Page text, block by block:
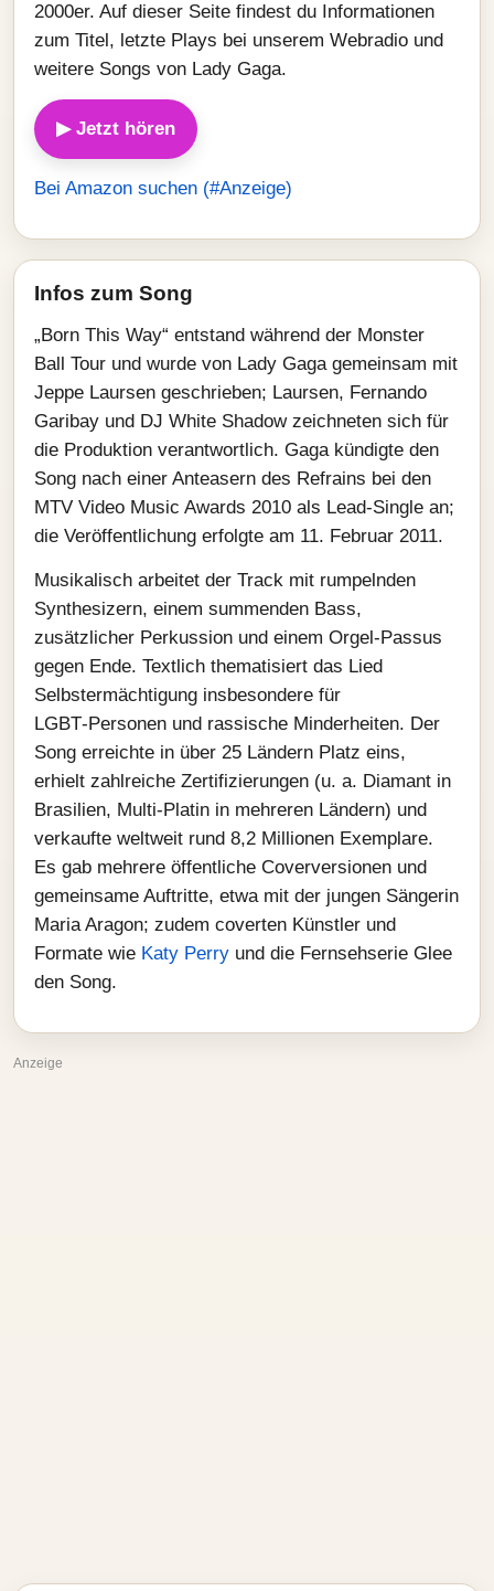
2000er. Auf dieser Seite findest du Informationen
zum Titel, letzte Plays bei unserem Webradio und
weitere Songs von Lady Gaga.
▶ Jetzt hören
Bei Amazon suchen (#Anzeige)
Infos zum Song
„Born This Way“ entstand während der Monster
Ball Tour und wurde von Lady Gaga gemeinsam mit
Jeppe Laursen geschrieben; Laursen, Fernando
Garibay und DJ White Shadow zeichneten sich für
die Produktion verantwortlich. Gaga kündigte den
Song nach einer Anteasern des Refrains bei den
MTV Video Music Awards 2010 als Lead‑Single an;
die Veröffentlichung erfolgte am 11. Februar 2011.
Musikalisch arbeitet der Track mit rumpelnden
Synthesizern, einem summenden Bass,
zusätzlicher Perkussion und einem Orgel‑Passus
gegen Ende. Textlich thematisiert das Lied
Selbstermächtigung insbesondere für
LGBT‑Personen und rassische Minderheiten. Der
Song erreichte in über 25 Ländern Platz eins,
erhielt zahlreiche Zertifizierungen (u. a. Diamant in
Brasilien, Multi‑Platin in mehreren Ländern) und
verkaufte weltweit rund 8,2 Millionen Exemplare.
Es gab mehrere öffentliche Coverversionen und
gemeinsame Auftritte, etwa mit der jungen Sängerin
Maria Aragon; zudem coverten Künstler und
Formate wie Katy Perry und die Fernsehserie Glee
den Song.
Anzeige